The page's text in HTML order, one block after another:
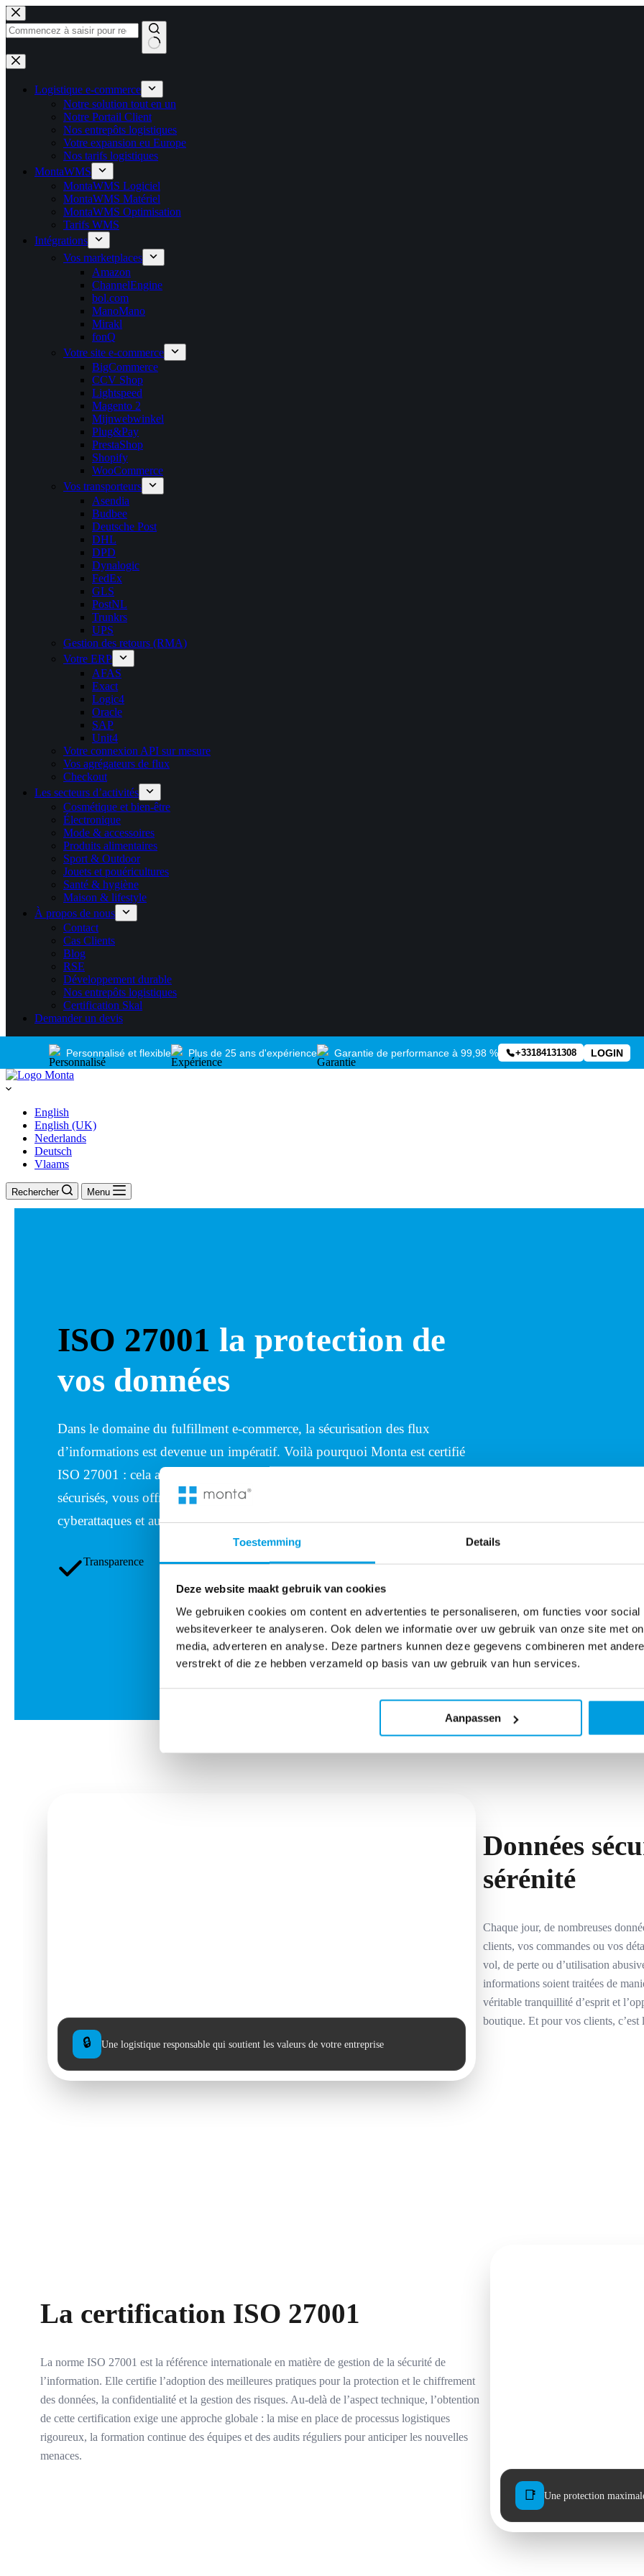
Toestemming Details
Deze website maakt gebruik van cookies
We gebruiken cookies om content en advertenties te personaliseren, om functies voor
websiteverkeer te analyseren. Ook delen we informatie over uw gebruik van onze site met
media, adverteren en analyse. Deze partners kunnen deze gegevens combineren met
verstrekt of die ze hebben verzameld op basis van uw gebruik van hun services.
Aanpassen
Passer
au
contenu
Aucun
résultat
Logistique e-commerce
Notre solution tout en un
Notre Portail Client
Nos entrepôts logistiques
Votre expansion eu Europe
Nos tarifs logistiques
MontaWMS
MontaWMS Logiciel
MontaWMS Matériel
MontaWMS Optimisation
Tarifs WMS
Intégrations
Vos marketplaces
Amazon
ChannelEngine
bol.com
ManoMano
Mirakl
fonQ
Votre site e-commerce
BigCommerce
CCV Shop
Lightspeed
Magento 2
Mijnwebwinkel
Plug&Pay
PrestaShop
Shopify
WooCommerce
Vos transporteurs
Asendia
Budbee
Deutsche Post
DHL
DPD
Dynalogic
FedEx
GLS
PostNL
Trunkrs
UPS
Gestion des retours (RMA)
Votre ERP
AFAS
Exact
Logic4
Oracle
SAP
Unit4
Votre connexion API sur mesure
Vos agrégateurs de flux
Checkout
Les secteurs d’activités
Cosmétique et bien-être
Électronique
Mode & accessoires
Produits alimentaires
Sport & Outdoor
Jouets et pouéricultures
Santé & hygiène
Maison & lifestyle
À propos de nous
Contact
Cas Clients
Blog
RSE
Développement durable
Nos entrepôts logistiques
Certification Skal
Demander un devis
Personnalisé et flexible Plus de 25 ans d'expérience Garantie de performance à 99,98 % +33184131308 LOGIN
English
English (UK)
Nederlands
Deutsch
Vlaams
Rechercher Menu
ISO 27001 la protection de
vos données
Dans le domaine du fulfillment e-commerce, la sécurisation des flux
d’informations est devenue un impératif. Voilà pourquoi Monta est certifié
ISO 27001 : cela atteste que nos processus et nos systèmes sont parfaitement
sécurisés, vous offrant une logistique e-commerce robuste face aux
cyberattaques et aux fuites de données.
Transparence Durabilité Protection maximal
🔒 Une logistique responsable qui soutient les valeurs de votre entreprise
Données
sérénité
Chaque jour, de nombreuses
clients, vos commandes ou vos
vol, de perte ou d’utilisation
informations soient traitées de
véritable tranquillité d’esprit et
boutique. Et pour vos clients, c’est
La certification ISO 27001
La norme ISO 27001 est la référence internationale en matière de gestion de la sécurité de
l’information. Elle certifie l’adoption des meilleures pratiques pour la protection et le chiffrement
des données, la confidentialité et la gestion des risques. Au-delà de l’aspect technique, l’obtention
de cette certification exige une approche globale : la mise en place de processus logistiques
rigoureux, la formation continue des équipes et des audits réguliers pour anticiper les nouvelles
menaces.
📑 Une protection